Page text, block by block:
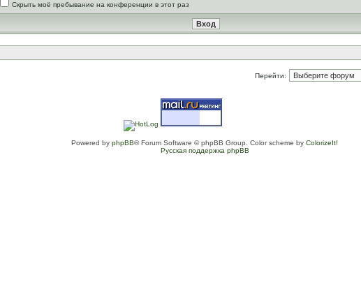
Скрыть моё пребывание на конференции в этот раз
Перейти:
Powered by phpBB® Forum Software © phpBB Group. Color scheme by ColorizeIt!
Русская поддержка phpBB